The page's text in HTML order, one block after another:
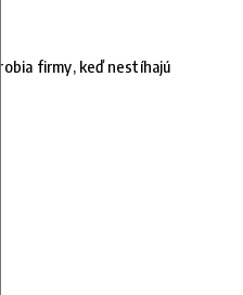
firmy, keď nestíhajú